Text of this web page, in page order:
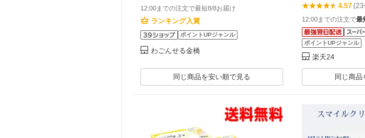
12:00までの注文で最短8/8お届け
ランキング入賞
ポイントUPジャンル
わごんせる金橋
同じ商品を安い順で見る
4.57(23
12:00までの注文で最
ポイントUPジャンル
楽天24
同じ商品